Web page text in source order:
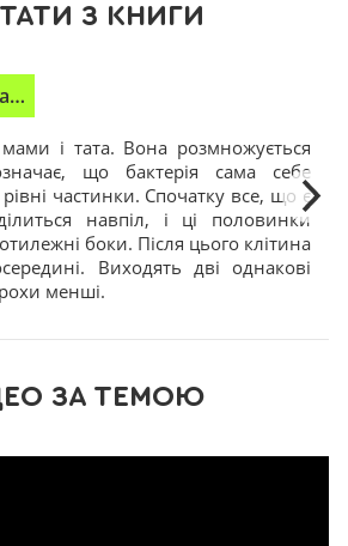
З КНИГИ
і тата. Вона розмножується
що бактерія сама себе
рівні частинки. Спочатку все, що є
навпіл, і ці половинки
боки. Після цього клітина
Виходять дві однакові
менші.
ЗА ТЕМОЮ